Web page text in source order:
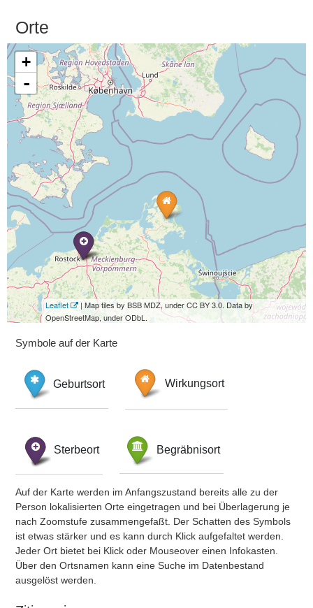
Orte
+
-
Leaflet
| Map tiles by BSB MDZ, under CC BY 3.0. Data by
OpenStreetMap, under ODbL.
Symbole auf der Karte
Geburtsort Wirkungsort
Sterbeort Begräbnisort
Auf der Karte werden im Anfangszustand bereits alle zu der
Person lokalisierten Orte eingetragen und bei Überlagerung je
nach Zoomstufe zusammengefaßt. Der Schatten des Symbols
ist etwas stärker und es kann durch Klick aufgefaltet werden.
Jeder Ort bietet bei Klick oder Mouseover einen Infokasten.
Über den Ortsnamen kann eine Suche im Datenbestand
ausgelöst werden.